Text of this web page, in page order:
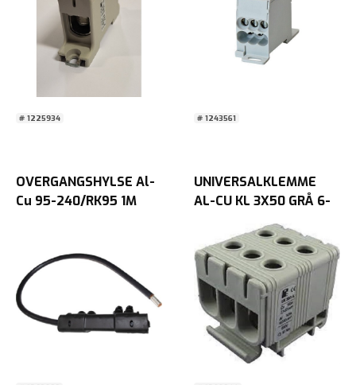
# 1225934 # 1243561
OVERGANGSHYLSE Al-
Cu 95-240/RK95 1M
UNIVERSALKLEMME
AL-CU KL 3X50 GRÅ 6-